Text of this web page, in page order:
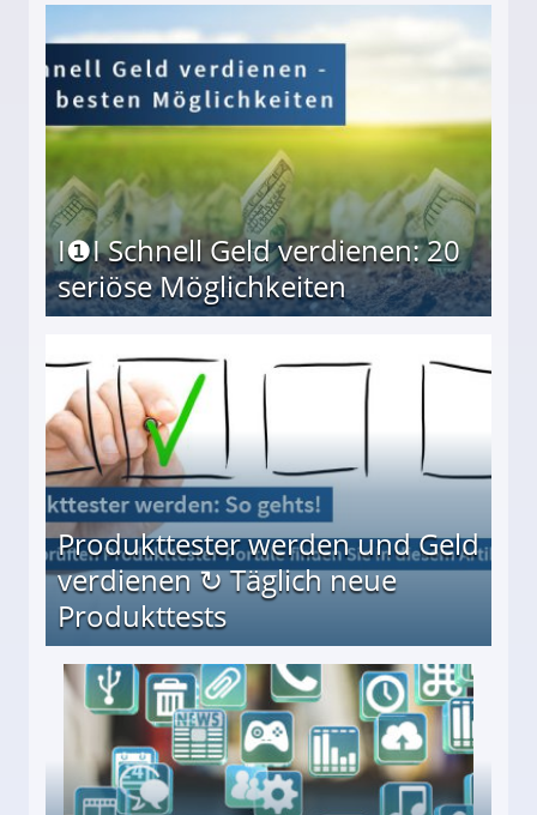
I❶I Schnell Geld verdienen: 20
seriöse Möglichkeiten
Produkttester werden und Geld
verdienen ↻ Täglich neue
Produkttests
↻ Täglich neue Produkttests